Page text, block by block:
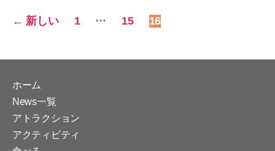
投
稿
の
ペ
ー
← 新しい 1 … 15 16
ホーム
News一覧
アトラクション
アクティビティ